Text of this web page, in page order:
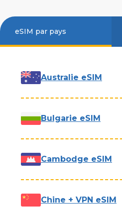
eSIM par pays
Australie eSIM
Bulgarie eSIM
Cambodge eSIM
Chine + VPN eSIM